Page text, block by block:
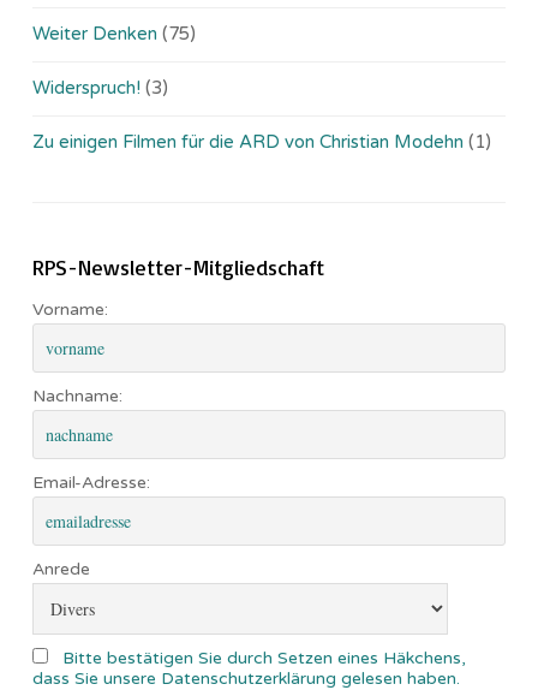
Weiter Denken (75)
Widerspruch! (3)
Zu einigen Filmen für die ARD von Christian Modehn (1)
RPS-Newsletter-Mitgliedschaft
Vorname:
Nachname:
Email-Adresse:
Anrede
Bitte bestätigen Sie durch Setzen eines Häkchens,
dass Sie unsere Datenschutzerklärung gelesen haben.